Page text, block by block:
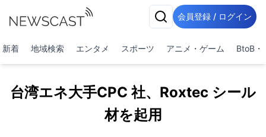
会員登録 / ログイン
新着 地域検索 エンタメ スポーツ アニメ・ゲーム BtoB・
台湾エネ大手CPC 社、Roxtec シール
材を起用